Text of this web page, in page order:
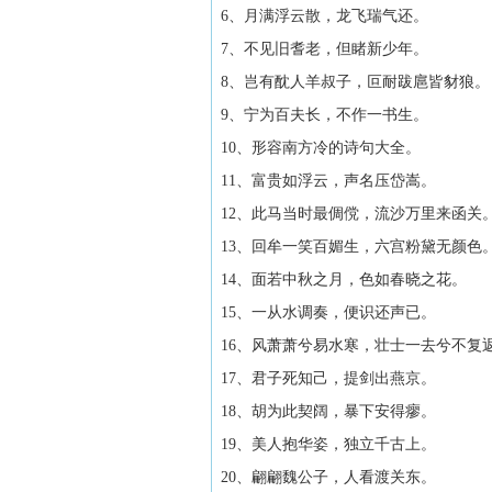
6、月满浮云散，龙飞瑞气还。
7、不见旧耆老，但睹新少年。
8、岂有酖人羊叔子，叵耐跋扈皆豺狼。
9、宁为百夫长，不作一书生。
10、形容南方冷的诗句大全。
11、富贵如浮云，声名压岱嵩。
12、此马当时最倜傥，流沙万里来函关。
13、回牟一笑百媚生，六宫粉黛无颜色。
14、面若中秋之月，色如春晓之花。
15、一从水调奏，便识还声已。
16、风萧萧兮易水寒，壮士一去兮不复
17、君子死知己，提剑出燕京。
18、胡为此契阔，暴下安得瘳。
19、美人抱华姿，独立千古上。
20、翩翩魏公子，人看渡关东。